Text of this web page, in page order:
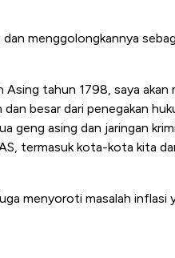
menggolongkannya
tahun 1798, saya akan
besar dari penegakan
geng asing dan jaringan
termasuk kota-kota kita
menyoroti masalah inflasi